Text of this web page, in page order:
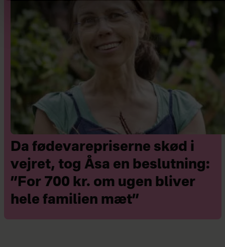
Da fødevarepriserne skød i
vejret, tog Åsa en beslutning:
”For 700 kr. om ugen bliver
hele familien mæt”